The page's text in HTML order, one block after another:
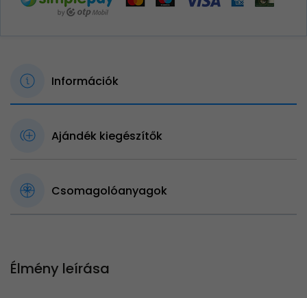
Információk
Ajándék kiegészítők
Csomagolóanyagok
Élmény leírása